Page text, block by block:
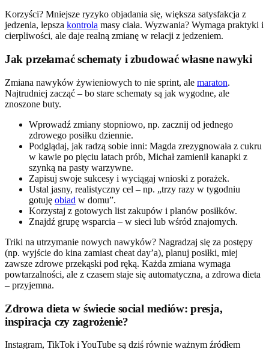
Korzyści? Mniejsze ryzyko objadania się, większa satysfakcja z
jedzenia, lepsza kontrola masy ciała. Wyzwania? Wymaga praktyki i
cierpliwości, ale daje realną zmianę w relacji z jedzeniem.
Jak przełamać schematy i zbudować własne nawyki
Zmiana nawyków żywieniowych to nie sprint, ale maraton.
Najtrudniej zacząć – bo stare schematy są jak wygodne, ale
znoszone buty.
Wprowadź zmiany stopniowo, np. zacznij od jednego
zdrowego posiłku dziennie.
Podglądaj, jak radzą sobie inni: Magda zrezygnowała z cukru
w kawie po pięciu latach prób, Michał zamienił kanapki z
szynką na pasty warzywne.
Zapisuj swoje sukcesy i wyciągaj wnioski z porażek.
Ustal jasny, realistyczny cel – np. „trzy razy w tygodniu
gotuję obiad w domu”.
Korzystaj z gotowych list zakupów i planów posiłków.
Znajdź grupę wsparcia – w sieci lub wśród znajomych.
Triki na utrzymanie nowych nawyków? Nagradzaj się za postępy
(np. wyjście do kina zamiast cheat day’a), planuj posiłki, miej
zawsze zdrowe przekąski pod ręką. Każda zmiana wymaga
powtarzalności, ale z czasem staje się automatyczna, a zdrowa dieta
– przyjemna.
Zdrowa dieta w świecie social mediów: presja,
inspiracja czy zagrożenie?
Instagram, TikTok i YouTube są dziś równie ważnym źródłem